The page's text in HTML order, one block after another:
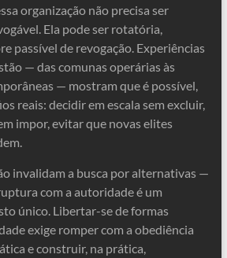
organização não precisa ser
Ela pode ser rotatória,
passível de revogação. Experiências
— das comunas operárias às
— mostram que é possível,
reais: decidir em escala sem excluir,
impor, evitar que novas elites
invalidam a busca por alternativas —
com a autoridade é um
único. Libertar-se de formas
exige romper com a obediência
e construir, na prática,